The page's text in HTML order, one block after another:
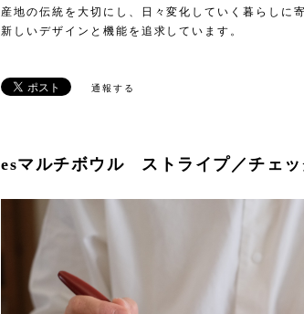
産地の伝統を大切にし、日々変化していく暮らしに
新しいデザインと機能を追求しています。
通報する
esマルチボウル ストライプ／チェ